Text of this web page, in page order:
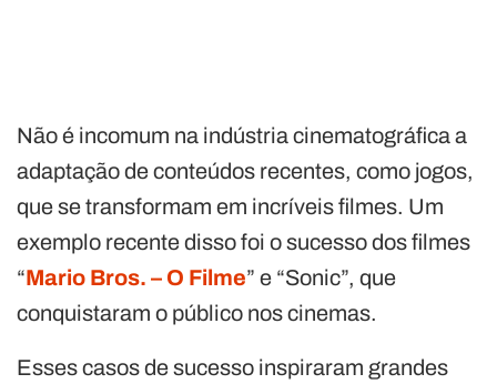
Não é incomum na indústria cinematográfica a
adaptação de conteúdos recentes, como jogos,
que se transformam em incríveis filmes. Um
exemplo recente disso foi o sucesso dos filmes
“Mario Bros. – O Filme” e “Sonic”, que
conquistaram o público nos cinemas.
Esses casos de sucesso inspiraram grandes